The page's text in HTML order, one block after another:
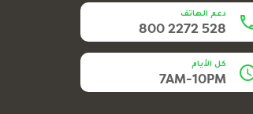
دعم الهاتف
800 2272 528
كل الأيام
7AM-10PM